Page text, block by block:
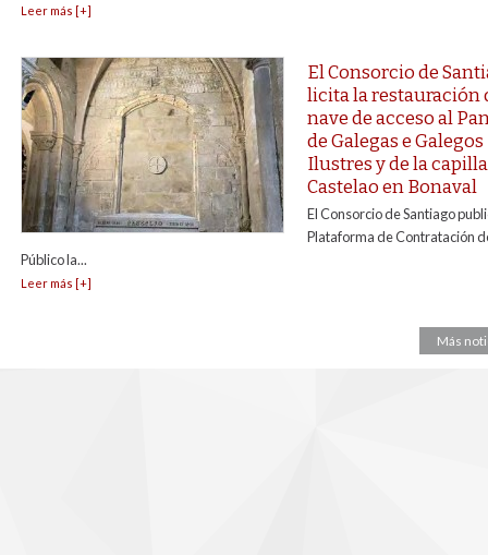
Leer más [+]
El Consorcio de
licita la restauración
nave de acceso al
de Galegas e Galegos
Ilustres y de la
Castelao en Bonaval
El Consorcio de Santiago
Plataforma de Contratación
Público la...
Leer más [+]
Más